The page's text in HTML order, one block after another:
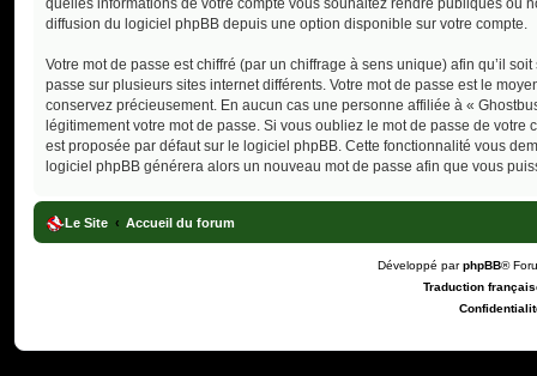
quelles informations de votre compte vous souhaitez rendre publiques ou
diffusion du logiciel phpBB depuis une option disponible sur votre compte.
Votre mot de passe est chiffré (par un chiffrage à sens unique) afin qu’il
passe sur plusieurs sites internet différents. Votre mot de passe est le
conservez précieusement. En aucun cas une personne affiliée à «
légitimement votre mot de passe. Si vous oubliez le mot de passe de
est proposée par défaut sur le logiciel phpBB. Cette fonctionnalité vous
logiciel phpBB générera alors un nouveau mot de passe afin que vous
Le Site Accueil du forum
Développé parphpBB®
Traduction